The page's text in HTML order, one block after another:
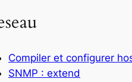
Compiler et configurer
SNMP : extend